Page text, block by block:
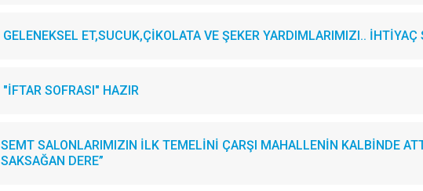
GELENEKSEL ET,SUCUK,ÇİKOLATA VE ŞEKER YARDIMLARIMIZI..
"İFTAR SOFRASI" HAZIR
SEMT SALONLARIMIZIN İLK TEMELİNİ ÇARŞI MAHALLENİN KALBİNDE
SAKSAĞAN DERE”